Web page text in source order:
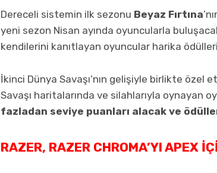
Dereceli sistemin ilk sezonu Beyaz Fırtına
yeni sezon Nisan ayında oyuncularla
kendilerini kanıtlayan oyuncular harika
İkinci Dünya Savaşı’nın gelişiyle birlikte özel
Savaşı haritalarında ve silahlarıyla oynayan
fazladan seviye puanları alacak ve
RAZER, RAZER CHROMA’YI APEX